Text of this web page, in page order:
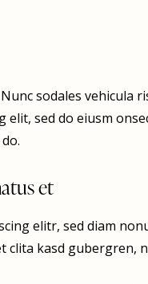
sodales vehicula
sed do eiusm
et
elitr, sed diam
clita kasd